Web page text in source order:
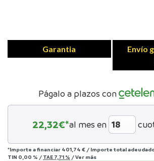
Garantia
Envío
Págalo a plazos con
22,32€*al mes en
*Importe a financiar 401,74 € / Importe total
TIN 0,00 % / TAE 7,71 % /Ver más